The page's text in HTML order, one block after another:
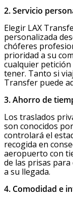
2. Servicio
Elegir LAX
personalizada
chóferes
prioridad a su
cualquier
tener. Tanto si
Transfer puede
3. Ahorro de
Los traslados
son conocidos
controlará el
recogida en
aeropuerto con
de las prisas
a su llegada.
4. Comodidad e